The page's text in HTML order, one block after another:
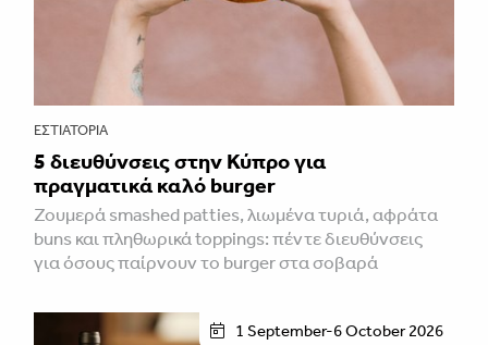
ΕΣΤΙΑΤΌΡΙΑ
5 διευθύνσεις στην Κύπρο για
πραγματικά καλό burger
Ζουμερά smashed patties, λιωμένα τυριά, αφράτα
buns και πληθωρικά toppings: πέντε διευθύνσεις
για όσους παίρνουν το burger στα σοβαρά
1 September-6 October 2026